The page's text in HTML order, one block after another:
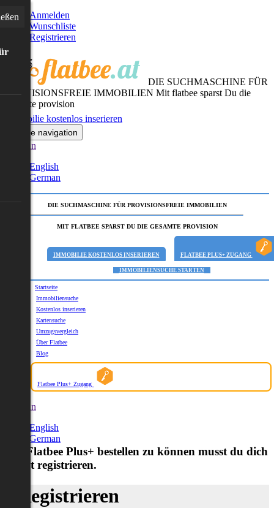
Anmelden
Wunschliste
Registrieren
DIE SUCHMASCHINE FÜR
PROVISIONSFREIE IMMOBILIEN Mit flatbee sparst Du die
gesamte provision
Immobilie kostenlos inserieren
Toggle navigation
German
English
German
DIE SUCHMASCHINE FÜR PROVISIONSFREIE IMMOBILIEN
MIT FLATBEE SPARST DU DIE GESAMTE PROVISION
IMMOBILIE KOSTENLOS INSERIEREN FLATBEE PLUS+ ZUGANG
IMMOBILIENSUCHE STARTEN
Startseite
Immobiliensuche
Kostenlos inserieren
Kartensuche
Umzugsvergleich
Über Flatbee
Blog
Flatbee Plus+ Zugang
German
English
German
Um Flatbee Plus+ bestellen zu können musst du dich
zuerst registrieren.
Registrieren